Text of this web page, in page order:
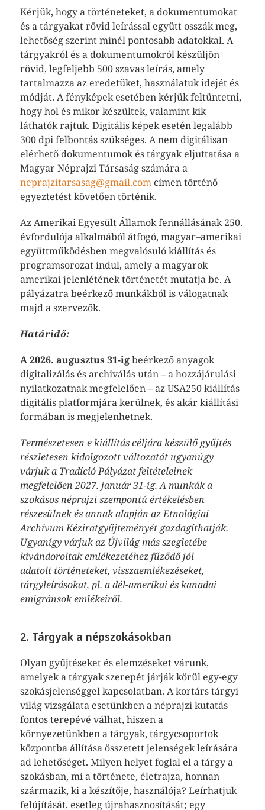
Kérjük, hogy a történeteket, a dokumentumokat
és a tárgyakat rövid leírással együtt osszák meg,
lehetőség szerint minél pontosabb adatokkal. A
tárgyakról és a dokumentumokról készüljön
rövid, legfeljebb 500 szavas leírás, amely
tartalmazza az eredetüket, használatuk idejét és
módját. A fényképek esetében kérjük feltüntetni,
hogy hol és mikor készültek, valamint kik
láthatók rajtuk. Digitális képek esetén legalább
300 dpi felbontás szükséges. A nem digitálisan
elérhető dokumentumok és tárgyak eljuttatása a
Magyar Néprajzi Társaság számára a
neprajzitarsasag@gmail.com címen történő
egyeztetést követően történik.
Az Amerikai Egyesült Államok fennállásának 250.
évfordulója alkalmából átfogó, magyar–amerikai
együttműködésben megvalósuló kiállítás és
programsorozat indul, amely a magyarok
amerikai jelenlétének történetét mutatja be. A
pályázatra beérkező munkákból is válogatnak
majd a szervezők.
Határidő:
A 2026. augusztus 31-igbeérkező anyagok
digitalizálás és archiválás után – a hozzájárulási
nyilatkozatnak megfelelően – az USA250 kiállítás
digitális platformjára kerülnek, és akár kiállítási
formában is megjelenhetnek.
Természetesen e kiállítás céljára készülő gyűjtés
részletesen kidolgozott változatát ugyanúgy
várjuk a Tradíció Pályázat feltételeinek
megfelelően 2027. január 31-ig. A munkák a
szokásos néprajzi szempontú értékelésben
részesülnek és annak alapján az Etnológiai
Archívum Kéziratgyűjteményét gazdagíthatják.
Ugyanígy várjuk az Újvilág más szegletébe
kivándoroltak emlékezetéhez fűződő jól
adatolt történeteket, visszaemlékezéseket,
tárgyleírásokat, pl. a dél-amerikai és kanadai
emigránsok emlékeiről.
2. Tárgyak a népszokásokban
Olyan gyűjtéseket és elemzéseket várunk,
amelyek a tárgyak szerepét járják körül egy-egy
szokásjelenséggel kapcsolatban. A kortárs tárgyi
világ vizsgálata esetünkben a néprajzi kutatás
fontos terepévé válhat, hiszen a
környezetünkben a tárgyak, tárgycsoportok
központba állítása összetett jelenségek leírására
ad lehetőséget. Milyen helyet foglal el a tárgy a
szokásban, mi a története, életrajza, honnan
származik, ki a készítője, használója? Leírhatjuk
felújítását, esetleg újrahasznosítását; egy